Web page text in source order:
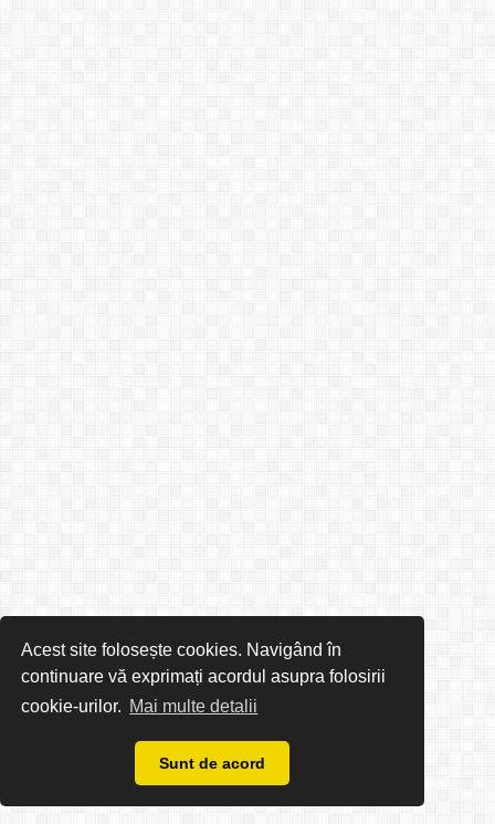
Acest site folosește cookies. Navigând în
continuare vă exprimați acordul asupra folosirii
cookie-urilor. Mai multe detalii
Sunt de acord